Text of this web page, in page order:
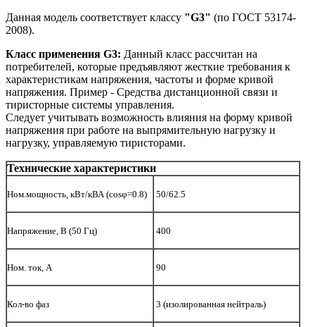
Данная модель соответствует классу "G3" (по ГОСТ 53174-
2008).
Класс применения G3: Данный класс рассчитан на
потребителей, которые предъявляют жесткие требования к
характеристикам напряжения, частоты и форме кривой
напряжения. Пример - Средства дистанционной связи и
тиристорные системы управления.
Следует учитывать возможность влияния на форму кривой
напряжения при работе на выпрямительную нагрузку и
нагрузку, управляемую тиристорами.
Технические характеристики
Ном.мощность, кВт/кВА (cosφ=0.8) 50/62.5
Напряжение, В (50 Гц) 400
Ном. ток, А 90
Кол-во фаз 3 (изолированная нейтраль)